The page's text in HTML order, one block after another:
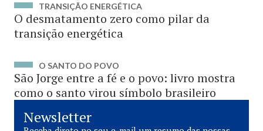
TRANSIÇÃO ENERGÉTICA
O desmatamento zero como pilar da
transição energética
O SANTO DO POVO
São Jorge entre a fé e o povo: livro mostra
como o santo virou símbolo brasileiro
Newsletter